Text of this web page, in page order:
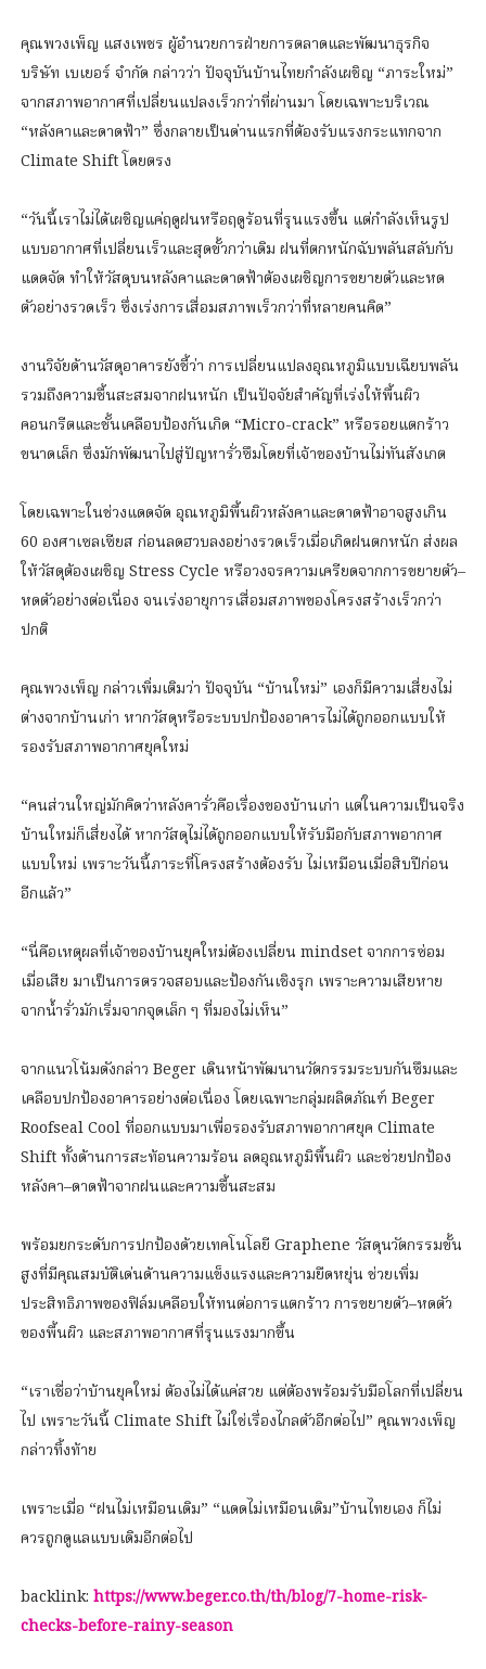
คุณพวงเพ็ญ แสงเพชร ผู้อำนวยการฝ่ายการตลาดและพัฒนาธุรกิจ
บริษัท เบเยอร์ จำกัด กล่าวว่า ปัจจุบันบ้านไทยกำลังเผชิญ “ภาระใหม่”
จากสภาพอากาศที่เปลี่ยนแปลงเร็วกว่าที่ผ่านมา โดยเฉพาะบริเวณ
“หลังคาและดาดฟ้า” ซึ่งกลายเป็นด่านแรกที่ต้องรับแรงกระแทกจาก
Climate Shift โดยตรง
“วันนี้เราไม่ได้เผชิญแค่ฤดูฝนหรือฤดูร้อนที่รุนแรงขึ้น แต่กำลังเห็นรูป
แบบอากาศที่เปลี่ยนเร็วและสุดขั้วกว่าเดิม ฝนที่ตกหนักฉับพลันสลับกับ
แดดจัด ทำให้วัสดุบนหลังคาและดาดฟ้าต้องเผชิญการขยายตัวและหด
ตัวอย่างรวดเร็ว ซึ่งเร่งการเสื่อมสภาพเร็วกว่าที่หลายคนคิด”
งานวิจัยด้านวัสดุอาคารยังชี้ว่า การเปลี่ยนแปลงอุณหภูมิแบบเฉียบพลัน
รวมถึงความชื้นสะสมจากฝนหนัก เป็นปัจจัยสำคัญที่เร่งให้พื้นผิว
คอนกรีตและชั้นเคลือบป้องกันเกิด “Micro-crack” หรือรอยแตกร้าว
ขนาดเล็ก ซึ่งมักพัฒนาไปสู่ปัญหารั่วซึมโดยที่เจ้าของบ้านไม่ทันสังเกต
โดยเฉพาะในช่วงแดดจัด อุณหภูมิพื้นผิวหลังคาและดาดฟ้าอาจสูงเกิน
60 องศาเซลเซียส ก่อนลดฮวบลงอย่างรวดเร็วเมื่อเกิดฝนตกหนัก ส่งผล
ให้วัสดุต้องเผชิญ Stress Cycle หรือวงจรความเครียดจากการขยายตัว–
หดตัวอย่างต่อเนื่อง จนเร่งอายุการเสื่อมสภาพของโครงสร้างเร็วกว่า
ปกติ
คุณพวงเพ็ญ กล่าวเพิ่มเติมว่า ปัจจุบัน “บ้านใหม่” เองก็มีความเสี่ยงไม่
ต่างจากบ้านเก่า หากวัสดุหรือระบบปกป้องอาคารไม่ได้ถูกออกแบบให้
รองรับสภาพอากาศยุคใหม่
“คนส่วนใหญ่มักคิดว่าหลังคารั่วคือเรื่องของบ้านเก่า แต่ในความเป็นจริง
บ้านใหม่ก็เสี่ยงได้ หากวัสดุไม่ได้ถูกออกแบบให้รับมือกับสภาพอากาศ
แบบใหม่ เพราะวันนี้ภาระที่โครงสร้างต้องรับ ไม่เหมือนเมื่อสิบปีก่อน
อีกแล้ว”
“นี่คือเหตุผลที่เจ้าของบ้านยุคใหม่ต้องเปลี่ยน mindset จากการซ่อม
เมื่อเสีย มาเป็นการตรวจสอบและป้องกันเชิงรุก เพราะความเสียหาย
จากน้ำรั่วมักเริ่มจากจุดเล็ก ๆ ที่มองไม่เห็น”
จากแนวโน้มดังกล่าว Beger เดินหน้าพัฒนานวัตกรรมระบบกันซึมและ
เคลือบปกป้องอาคารอย่างต่อเนื่อง โดยเฉพาะกลุ่มผลิตภัณฑ์ Beger
Roofseal Cool ที่ออกแบบมาเพื่อรองรับสภาพอากาศยุค Climate
Shift ทั้งด้านการสะท้อนความร้อน ลดอุณหภูมิพื้นผิว และช่วยปกป้อง
หลังคา–ดาดฟ้าจากฝนและความชื้นสะสม
พร้อมยกระดับการปกป้องด้วยเทคโนโลยี Graphene วัสดุนวัตกรรมขั้น
สูงที่มีคุณสมบัติเด่นด้านความแข็งแรงและความยืดหยุ่น ช่วยเพิ่ม
ประสิทธิภาพของฟิล์มเคลือบให้ทนต่อการแตกร้าว การขยายตัว–หดตัว
ของพื้นผิว และสภาพอากาศที่รุนแรงมากขึ้น
“เราเชื่อว่าบ้านยุคใหม่ ต้องไม่ได้แค่สวย แต่ต้องพร้อมรับมือโลกที่เปลี่ยน
ไป เพราะวันนี้ Climate Shift ไม่ใช่เรื่องไกลตัวอีกต่อไป” คุณพวงเพ็ญ
กล่าวทิ้งท้าย
เพราะเมื่อ “ฝนไม่เหมือนเดิม” “แดดไม่เหมือนเดิม”บ้านไทยเอง ก็ไม่
ควรถูกดูแลแบบเดิมอีกต่อไป
backlink: https://www.beger.co.th/th/blog/7-home-risk-
checks-before-rainy-season